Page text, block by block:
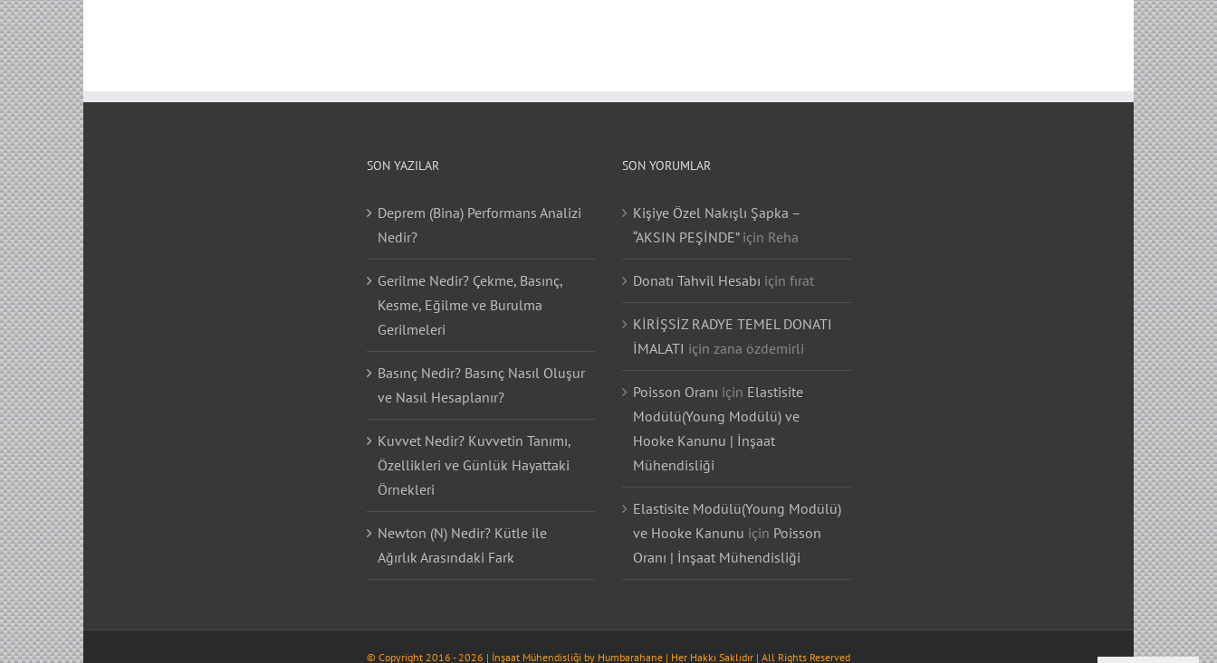
Deprem (Bina) Performans Analizi
Gerilme Nedir? Çekme, Basınç,
Kesme, Eğilme ve Burulma
Basınç Nedir? Basınç Nasıl Oluşur
ve Nasıl Hesaplanır?
Kuvvet Nedir? Kuvvetin Tanımı,
Özellikleri ve Günlük Hayattaki
Newton (N) Nedir? Kütle ile
Ağırlık Arasındaki Fark
Kişiye Özel Nakışlı Şapka –
“AKSIN PEŞİNDE”
için
için
KİRİŞSİZ RADYE TEMEL DONATI
için
için
Modülü(Young Modülü) ve
Hooke Kanunu | İnşaat
Mühendisliği
Elastisite Modülü(Young Modülü)
ve Hooke Kanunu
için
Oranı | İnşaat Mühendisliği